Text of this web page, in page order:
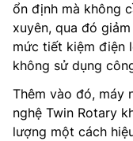
ổn định mà không
xuyên, qua đó
mức tiết kiệm điện
không sử dụng
Thêm vào đó, máy
nghệ Twin Rotary
lượng một cách